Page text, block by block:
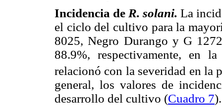
Incidencia de R. solani.La
el ciclo del cultivo para la
8025, Negro Durango y G
88.9%, respectivamente, en
relacionó con la severidad en la
general, los valores de
desarrollo del cultivo (Cuadro 7).